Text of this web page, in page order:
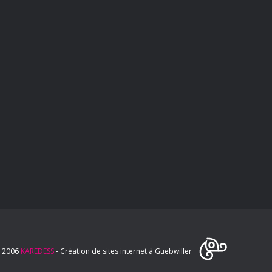
KAREDESS- Création de sites internet à Guebwiller